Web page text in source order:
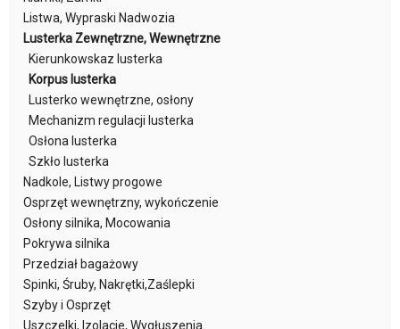
Listwa, Wypraski Nadwozia
Lusterka Zewnętrzne, Wewnętrzne
Kierunkowskaz lusterka
Korpus lusterka
Lusterko wewnętrzne, osłony
Mechanizm regulacji lusterka
Osłona lusterka
Szkło lusterka
Nadkole, Listwy progowe
Osprzęt wewnętrzny, wykończenie
Osłony silnika, Mocowania
Pokrywa silnika
Przedział bagażowy
Spinki, Śruby, Nakrętki,Zaślepki
Szyby i Osprzęt
Uszczelki, Izolacje, Wygłuszenia